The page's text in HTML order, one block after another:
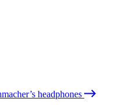
headphones